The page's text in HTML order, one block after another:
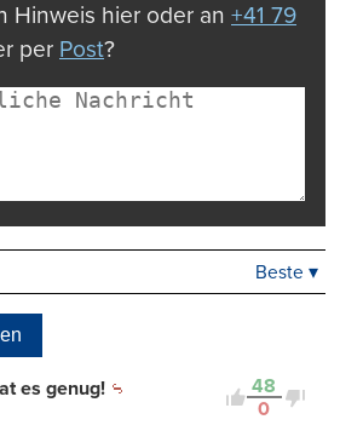
Hinweis hier oder an +41 79
per Post?
Beste ▾
48
0
es genug!